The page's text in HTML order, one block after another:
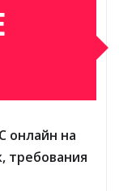
онлайн на
требования